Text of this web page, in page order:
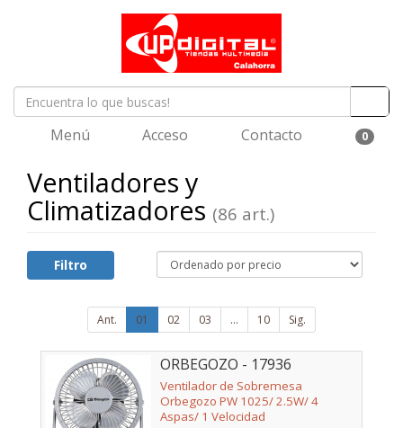
Menú Acceso Contacto 0
Ventiladores y
Climatizadores (86 art.)
Filtro
Ant. 01 02 03 ... 10 Sig.
ORBEGOZO - 17936
Ventilador de Sobremesa
Orbegozo PW 1025/ 2.5W/ 4
Aspas/ 1 Velocidad